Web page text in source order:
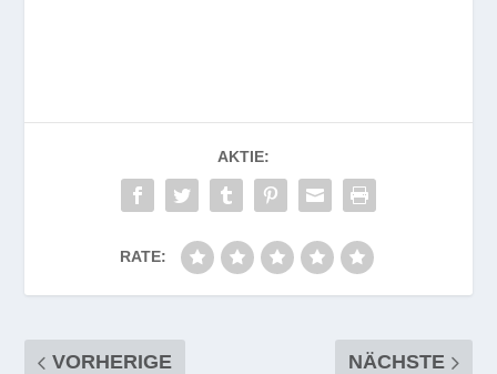
AKTIE:
RATE:
VORHERIGE NÄCHSTE